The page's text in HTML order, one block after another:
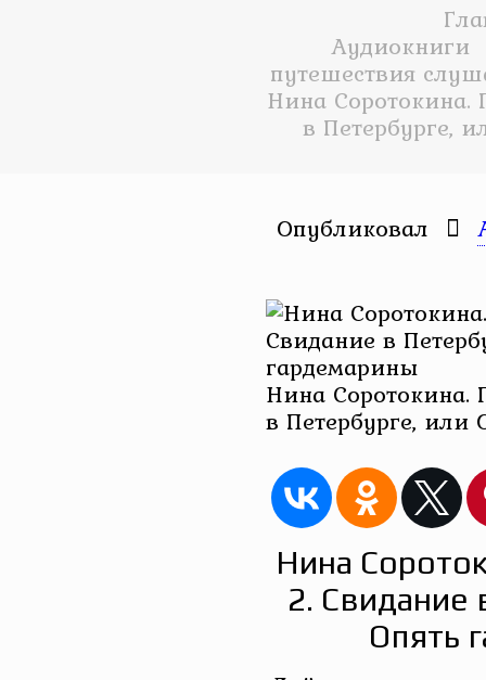
Аудиокниги
путешествия
Нина Соротокина.
в Петербурге,
Опубликовал
Нина Соротокина.
в Петербурге, или
Нина
2. Свидание
Опять